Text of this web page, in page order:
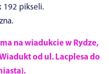
192 pikseli.
na wiadukcie w Rydze,
od ul. Lacplesa do